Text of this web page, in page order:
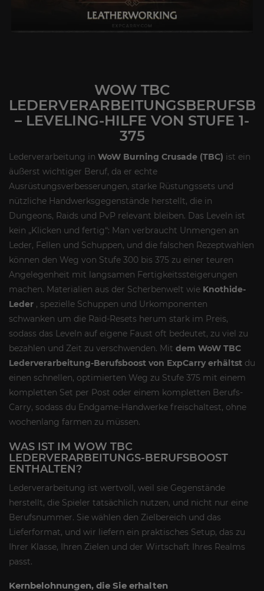
WOW TBC
– LEVELING-HILFE VON STUFE 1-
375
Lederverarbeitung in WoW Burning Crusade (TBC) ist ein
äußerst wichtiger Beruf, da er echte
Ausrüstungsverbesserungen, starke Rüstungssets und
nützliche Handwerksgegenstände herstellt, die in
Dungeons, Raids und PvP relevant bleiben. Das Leveln ist
kein „Klicken und fertig“: Man verbraucht Unmengen an
Leder, Fellen und Schuppen, und die falschen Rezeptwahlen
können den Weg von Stufe 300 bis 375 zu einer teuren
Angelegenheit mit langsamen Fertigkeitssteigerungen
machen. Materialien aus der Scherbenwelt wie Knothide-
Leder , spezielle Schuppen und Urkomponenten
schwanken um die Raid-Resets herum stark im Preis,
sodass das Leveln auf eigene Faust oft bedeutet, zu viel zu
bezahlen und Zeit zu verschwenden. Mit dem WoW TBC
Lederverarbeitung-Berufsboost von ExpCarry erhältst du
einen schnellen, optimierten Weg zu Stufe 375 mit einem
kompletten Set per Post oder einem kompletten Berufs-
Carry, sodass du Endgame-Handwerke freischaltest, ohne
wochenlang farmen zu müssen.
WAS IST IM WOW TBC
LEDERVERARBEITUNGS-BERUFSBOOST
ENTHALTEN?
Lederverarbeitung ist wertvoll, weil sie Gegenstände
herstellt, die Spieler tatsächlich nutzen, und nicht nur eine
Berufsnummer. Sie wählen den Zielbereich und das
Lieferformat, und wir liefern ein praktisches Setup, das zu
Ihrer Klasse, Ihren Zielen und der Wirtschaft Ihres Realms
passt.
Kernbelohnungen, die Sie erhalten